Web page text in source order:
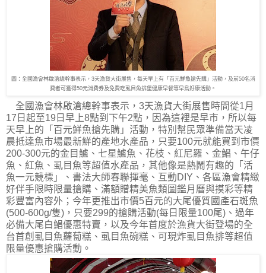
圖：全國漁會林啟滄總幹事表示，3天漁貨大街展售，每天早上有「百元鮮魚搶先購」活動，及前50名消
費者可獲得50元消費券及免費吃虱目魚排堡健康早餐等早鳥好康活動。
全國漁會林啟滄總幹事表示，3天漁貨大街展售時間從1月
17日起至19日早上8點到下午2點，因為這裡是早市，所以每
天早上的「百元鮮魚搶先購」活動，特別幫民眾準備當天凌
晨抵達魚市場最新鮮的產地水產品，只要100元就能買到市價
200-300元的金目鱸、七星鱸魚、花枝、紅尼羅、金鯧、午仔
魚、紅魚、虱目魚等超值水產品，其他像是熱鬧有趣的「活
魚一元競標」、書法大師春聯揮毫、互動DIY、各區漁會精緻
好伴手限時限量搶購、滿額贈精美魚類圖鑑月曆與摸彩等精
彩豐富內容外；今年更推出市價5百元的大尾優質國產石斑魚
(500-600g/隻)，只要299的搶購活動(每日限量100尾)、過年
必備大尾白鯧優惠特賣，以及今年首度於漁貨大街登場的全
台首創虱目魚蘿蔔糕、虱目魚碗糕、可現炸虱目魚排等超值
限量優惠搶購活動。